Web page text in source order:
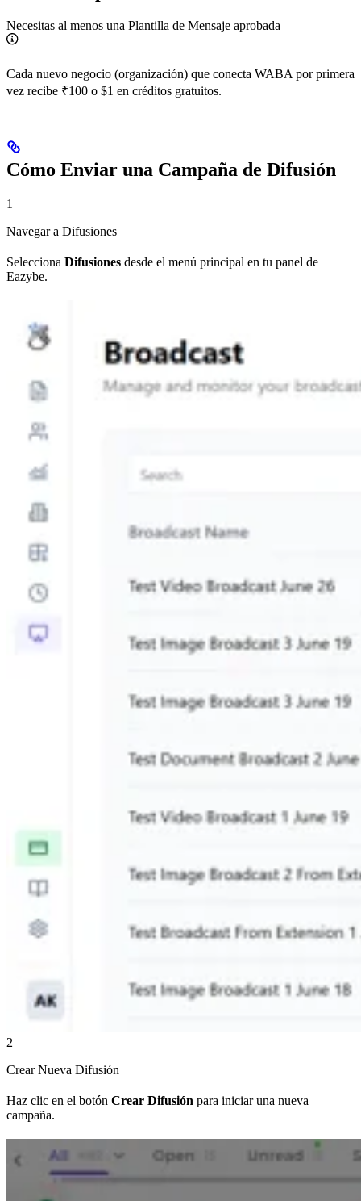
Necesitas al menos una Plantilla de Mensaje aprobada
Cada nuevo negocio (organización) que conecta WABA por primera
vez recibe ₹100 o $1 en créditos gratuitos.
Cómo Enviar una Campaña de Difusión
1
Navegar a Difusiones
Selecciona Difusiones desde el menú principal en tu panel de
Eazybe.
2
Crear Nueva Difusión
Haz clic en el botón Crear Difusión para iniciar una nueva
campaña.